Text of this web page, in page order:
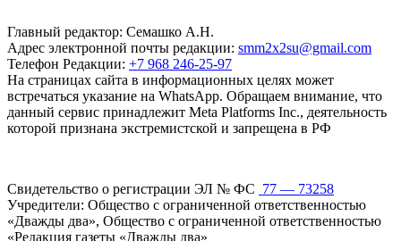
Главный редактор: Семашко А.Н.
Адрес электронной почты редакции: smm2x2su@gmail.com
Телефон Редакции: +7 968 246-25-97
На страницах сайта в информационных целях может
встречаться указание на WhatsApp. Обращаем внимание, что
данный сервис принадлежит Meta Platforms Inc., деятельность
которой признана экстремистской и запрещена в РФ
Свидетельство о регистрации ЭЛ № ФС 77 — 73258
Учредители: Общество с ограниченной ответственностью
«Дважды два», Общество с ограниченной ответственностью
«Редакция газеты «Дважды два»